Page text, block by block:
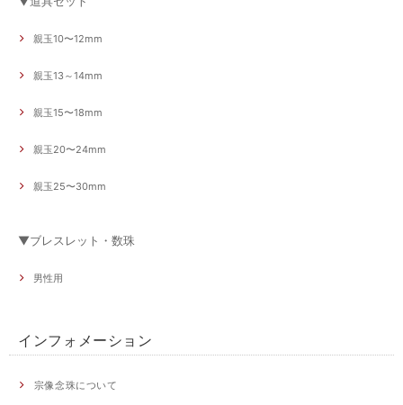
親玉10〜12mm
親玉13～14mm
親玉15〜18mm
親玉20〜24mm
親玉25〜30mm
▼ブレスレット・数珠
男性用
インフォメーション
宗像念珠について